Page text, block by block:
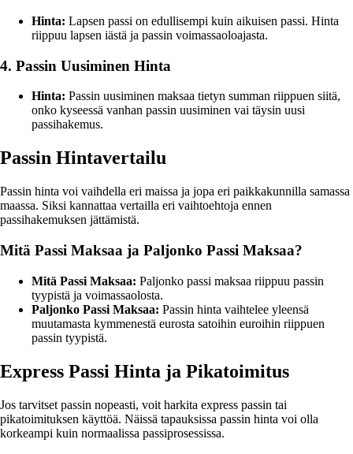
Hinta: Lapsen passi on edullisempi kuin aikuisen passi. Hinta
riippuu lapsen iästä ja passin voimassaoloajasta.
4. Passin Uusiminen Hinta
Hinta: Passin uusiminen maksaa tietyn summan riippuen siitä,
onko kyseessä vanhan passin uusiminen vai täysin uusi
passihakemus.
Passin Hintavertailu
Passin hinta voi vaihdella eri maissa ja jopa eri paikkakunnilla samassa
maassa. Siksi kannattaa vertailla eri vaihtoehtoja ennen
passihakemuksen jättämistä.
Mitä Passi Maksaa ja Paljonko Passi Maksaa?
Mitä Passi Maksaa: Paljonko passi maksaa riippuu passin
tyypistä ja voimassaolosta.
Paljonko Passi Maksaa: Passin hinta vaihtelee yleensä
muutamasta kymmenestä eurosta satoihin euroihin riippuen
passin tyypistä.
Express Passi Hinta ja Pikatoimitus
Jos tarvitset passin nopeasti, voit harkita express passin tai
pikatoimituksen käyttöä. Näissä tapauksissa passin hinta voi olla
korkeampi kuin normaalissa passiprosessissa.